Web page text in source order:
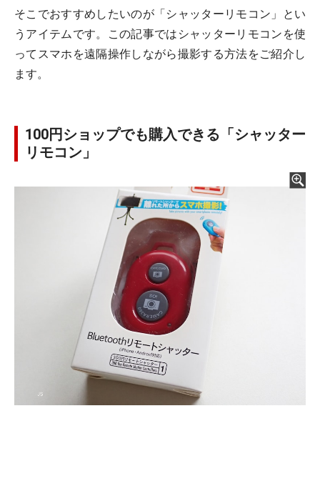
そこでおすすめしたいのが「シャッターリモコン」とい
うアイテムです。この記事ではシャッターリモコンを使
ってスマホを遠隔操作しながら撮影する方法をご紹介し
ます。
100円ショップでも購入できる「シャッター
リモコン」